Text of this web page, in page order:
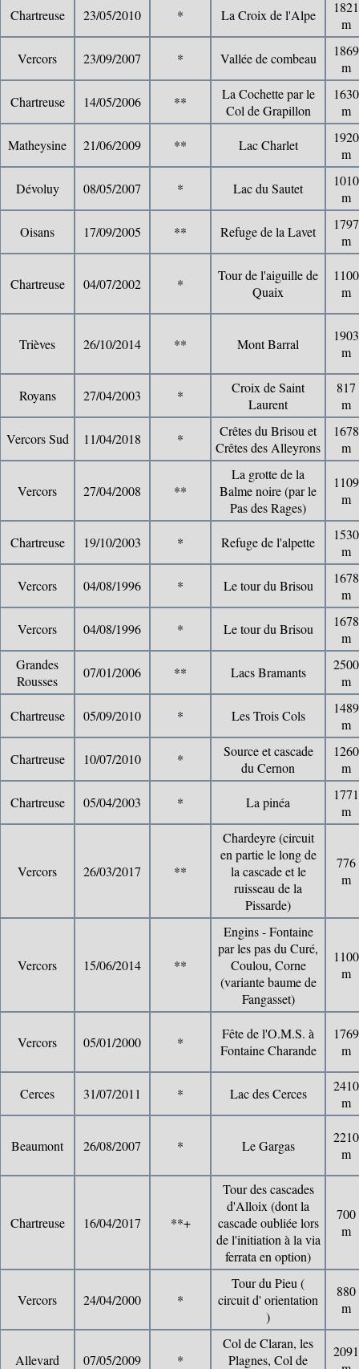
Chartreuse 23/05/2010 * La Croix de l'Alpe
1821
m
Vercors 23/09/2007 * Vallée de combeau
1869
m
Chartreuse 14/05/2006 **
La Cochette par le
Col de Grapillon
1630
m
Matheysine 21/06/2009 ** Lac Charlet
1920
m
Dévoluy 08/05/2007 * Lac du Sautet
1010
m
Oisans 17/09/2005 ** Refuge de la Lavet
1797
m
Chartreuse 04/07/2002 *
Tour de l'aiguille de
Quaix
1100
m
Trièves 26/10/2014 ** Mont Barral
1903
m
Royans 27/04/2003 *
Croix de Saint
Laurent
817
m
Vercors Sud 11/04/2018 *
Crêtes du Brisou et
Crêtes des Alleyrons
1678
m
Vercors 27/04/2008 **
La grotte de la
Balme noire (par le
Pas des Rages)
1109
m
Chartreuse 19/10/2003 * Refuge de l'alpette
1530
m
Vercors 04/08/1996 * Le tour du Brisou
1678
m
Vercors 04/08/1996 * Le tour du Brisou
1678
m
Grandes
Rousses
07/01/2006 ** Lacs Bramants
2500
m
Chartreuse 05/09/2010 * Les Trois Cols
1489
m
Chartreuse 10/07/2010 *
Source et cascade
du Cernon
1260
m
Chartreuse 05/04/2003 * La pinéa
1771
m
Vercors 26/03/2017 **
Chardeyre (circuit
en partie le long de
la cascade et le
ruisseau de la
Pissarde)
776
m
Vercors 15/06/2014 **
Engins - Fontaine
par les pas du Curé,
Coulou, Corne
(variante baume de
Fangasset)
1100
m
Vercors 05/01/2000 *
Fête de l'O.M.S. à
Fontaine Charande
1769
m
Cerces 31/07/2011 * Lac des Cerces
2410
m
Beaumont 26/08/2007 * Le Gargas
2210
m
Chartreuse 16/04/2017 **+
Tour des cascades
d'Alloix (dont la
cascade oubliée lors
de l'initiation à la via
ferrata en option)
700
m
Vercors 24/04/2000 *
Tour du Pieu (
circuit d' orientation
)
880
m
Allevard 07/05/2009 *
Col de Claran, les
Plagnes, Col de
2091